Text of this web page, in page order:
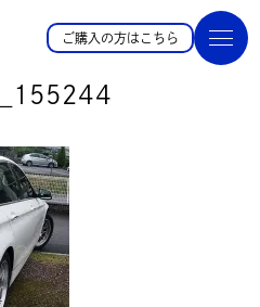
ご購入の方はこちら